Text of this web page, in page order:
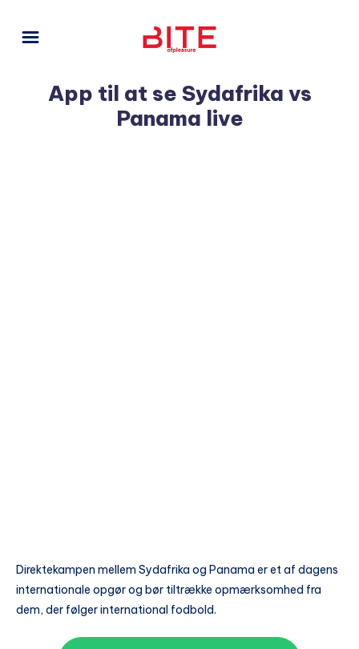
App til at se Sydafrika vs
Panama live
Direktekampen mellem Sydafrika og Panama er et af dagens
internationale opgør og bør tiltrække opmærksomhed fra
dem, der følger international fodbold.